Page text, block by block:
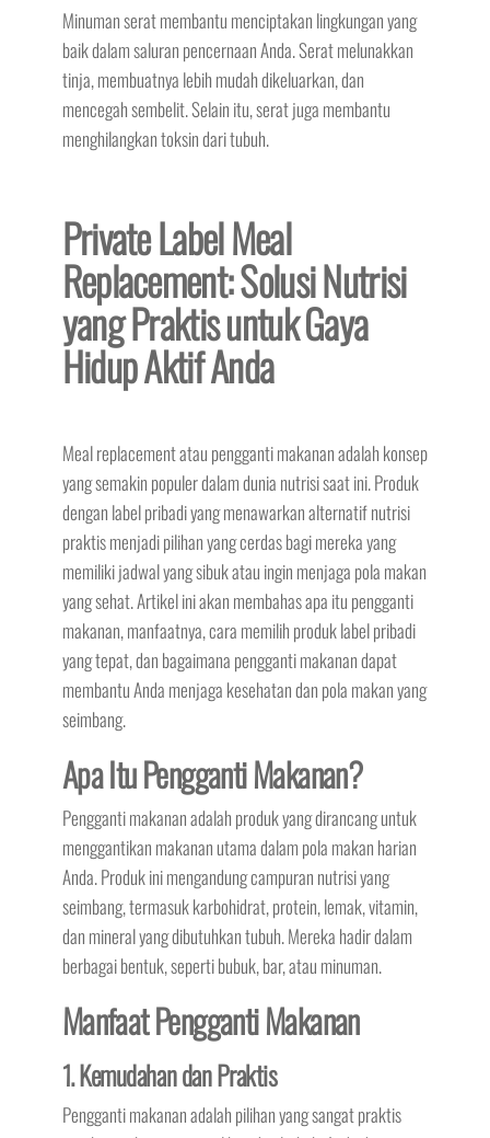
Minuman serat membantu menciptakan lingkungan yang
baik dalam saluran pencernaan Anda. Serat melunakkan
tinja, membuatnya lebih mudah dikeluarkan, dan
mencegah sembelit. Selain itu, serat juga membantu
menghilangkan toksin dari tubuh.
Private Label Meal
Replacement: Solusi Nutrisi
yang Praktis untuk Gaya
Hidup Aktif Anda
Meal replacement atau pengganti makanan adalah konsep
yang semakin populer dalam dunia nutrisi saat ini. Produk
dengan label pribadi yang menawarkan alternatif nutrisi
praktis menjadi pilihan yang cerdas bagi mereka yang
memiliki jadwal yang sibuk atau ingin menjaga pola makan
yang sehat. Artikel ini akan membahas apa itu pengganti
makanan, manfaatnya, cara memilih produk label pribadi
yang tepat, dan bagaimana pengganti makanan dapat
membantu Anda menjaga kesehatan dan pola makan yang
seimbang.
Apa Itu Pengganti Makanan?
Pengganti makanan adalah produk yang dirancang untuk
menggantikan makanan utama dalam pola makan harian
Anda. Produk ini mengandung campuran nutrisi yang
seimbang, termasuk karbohidrat, protein, lemak, vitamin,
dan mineral yang dibutuhkan tubuh. Mereka hadir dalam
berbagai bentuk, seperti bubuk, bar, atau minuman.
Manfaat Pengganti Makanan
1. Kemudahan dan Praktis
Pengganti makanan adalah pilihan yang sangat praktis